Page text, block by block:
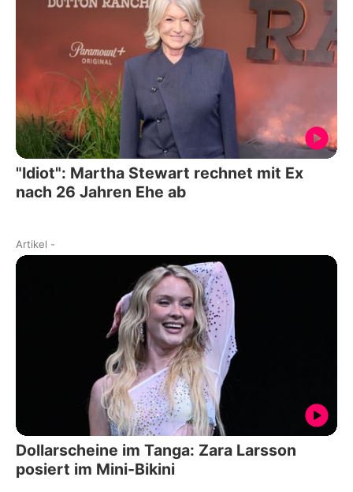
"Idiot": Martha Stewart rechnet mit Ex
nach 26 Jahren Ehe ab
Artikel -
Dollarscheine im Tanga: Zara Larsson
posiert im Mini-Bikini